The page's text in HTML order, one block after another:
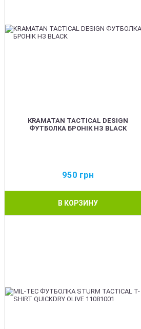
KRAMATAN TACTICAL DESIGN
ФУТБОЛКА БРОНІК НЗ BLACK
950 грн
В КОРЗИНУ